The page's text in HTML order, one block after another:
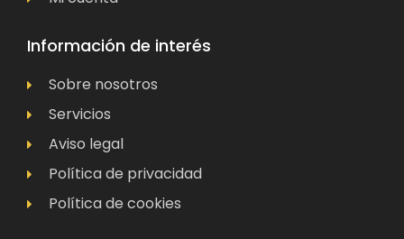
Información de interés
Sobre nosotros
Servicios
Aviso legal
Política de privacidad
Política de cookies